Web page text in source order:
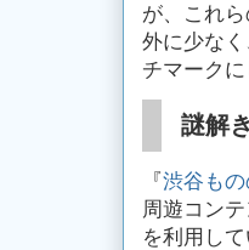
が、これ
外に少な
チマークに
謎解
『渋谷も
周遊コン
を利用し